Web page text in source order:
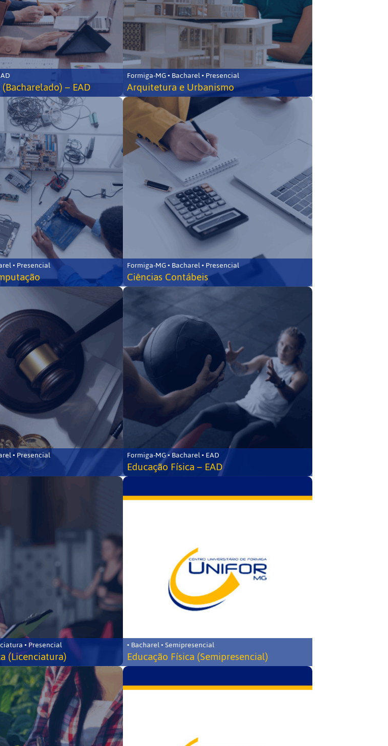
• • EAD
– EAD
Formiga-MG • Bacharel • Presencial
Arquitetura e Urbanismo
• Presencial Formiga-MG • Bacharel • Presencial
Ciências Contábeis
• Presencial Formiga-MG • Bacharel • EAD
Educação Física – EAD
• Presencial
(Licenciatura)
• Bacharel • Semipresencial
Educação Física (Semipresencial)